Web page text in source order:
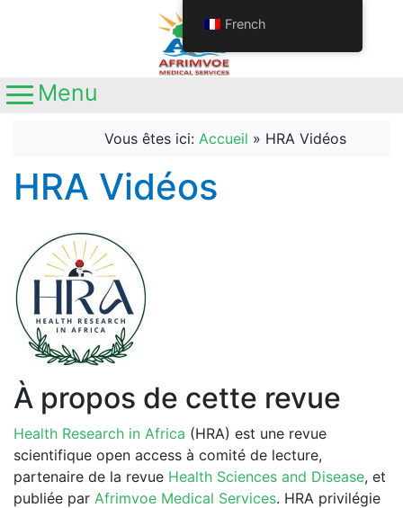
Appelez-nous
+237681345641
Yaoundé, Nouvelle route
Nkolbisson, Carrefour Station Ola
Main Navigation
Menu
Vous êtes ici: Accueil » HRA Vidéos
HRA Vidéos
À propos de cette revue
Health Research in Africa (HRA) est une revue
scientifique open access à comité de lecture,
partenaire de la revue Health Sciences and Disease, et
publiée par Afrimvoe Medical Services. HRA privilégie
French